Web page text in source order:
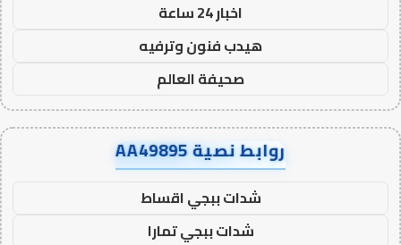
اخبار 24 ساعة
هيدب فنون وترفيه
صحيفة العالم
روابط نصية AA49895
شدات ببجي اقساط
شدات ببجي تمارا